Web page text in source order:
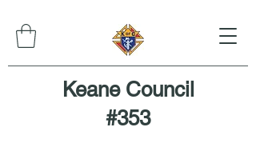
Keane Council
#353